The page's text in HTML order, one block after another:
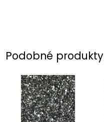
Podobné produkty